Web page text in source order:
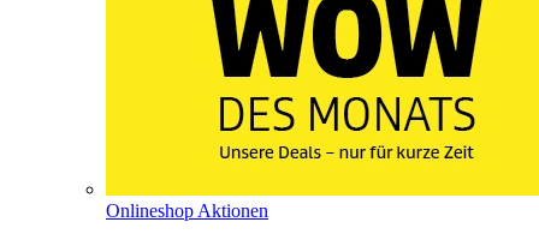
Onlineshop Aktionen